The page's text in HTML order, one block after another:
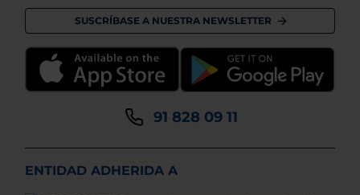
SUSCRÍBASE A NUESTRA NEWSLETTER
91 828 09 11
ENTIDAD ADHERIDA A